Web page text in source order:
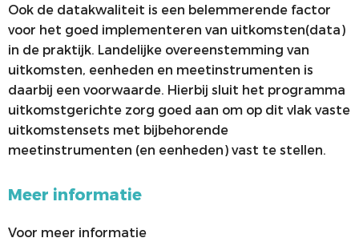
Ook de datakwaliteit is een belemmerende factor
voor het goed implementeren van uitkomsten(data)
in de praktijk. Landelijke overeenstemming van
uitkomsten, eenheden en meetinstrumenten is
daarbij een voorwaarde. Hierbij sluit het programma
uitkomstgerichte zorg goed aan om op dit vlak vaste
uitkomstensets met bijbehorende
meetinstrumenten (en eenheden) vast te stellen.
Meer informatie
Voor meer informatie